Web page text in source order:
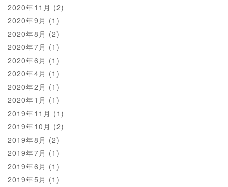
2020年11月 (2)
2020年9月 (1)
2020年8月 (2)
2020年7月 (1)
2020年6月 (1)
2020年4月 (1)
2020年2月 (1)
2020年1月 (1)
2019年11月 (1)
2019年10月 (2)
2019年8月 (2)
2019年7月 (1)
2019年6月 (1)
2019年5月 (1)